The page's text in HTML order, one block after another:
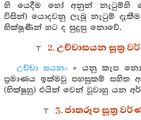
හි යෙදීම හෝ අනුන් නැටුම්හි
විසින්) යොදවනු ලැබූ නැටුම්
භික්ෂූණීන් හට ද සුදුසු නොවේ.
2. උච්චාසයන සූත්‍ර
උච්චා සයනං = යනු කැප
ප්‍රමාණය ඉක්මවූ පහසුකම් සහිත
(භික්ෂූහු) එයින් වෙන් වූවාහු යන
3. ජාතරූප සූත්‍ර